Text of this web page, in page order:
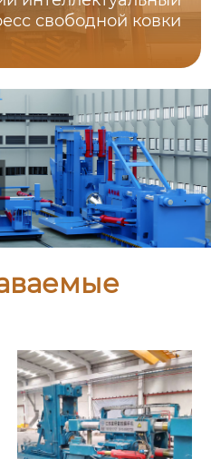
свободной ковки